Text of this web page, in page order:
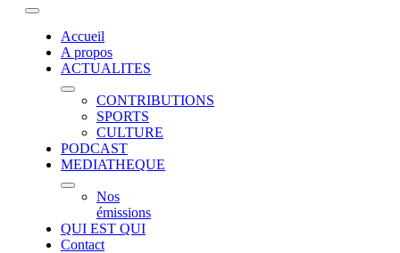
Accueil
A propos
ACTUALITES
CONTRIBUTIONS
SPORTS
CULTURE
PODCAST
MEDIATHEQUE
Nos
émissions
QUI EST QUI
Contact